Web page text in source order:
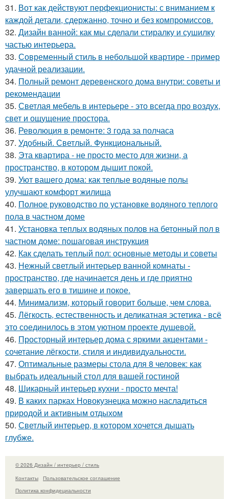
31. Вот как действуют перфекционисты: с вниманием к
каждой детали, сдержанно, точно и без компромиссов.
32. Дизайн ванной: как мы сделали стиралку и сушилку
частью интерьера.
33. Современный стиль в небольшой квартире - пример
удачной реализации.
34. Полный ремонт деревенского дома внутри: советы и
рекомендации
35. Светлая мебель в интерьере - это всегда про воздух,
свет и ощущение простора.
36. Революция в ремонте: 3 года за полчаса
37. Удобный. Светлый. Функциональный.
38. Эта квартира - не просто место для жизни, а
пространство, в котором дышит покой.
39. Уют вашего дома: как теплые водяные полы
улучшают комфорт жилища
40. Полное руководство по установке водяного теплого
пола в частном доме
41. Установка теплых водяных полов на бетонный пол в
частном доме: пошаговая инструкция
42. Как сделать теплый пол: основные методы и советы
43. Нежный светлый интерьер ванной комнаты -
пространство, где начинается день и где приятно
завершать его в тишине и покое.
44. Минимализм, который говорит больше, чем слова.
45. Лёгкость, естественность и деликатная эстетика - всё
это соединилось в этом уютном проекте душевой.
46. Просторный интерьер дома с яркими акцентами -
сочетание лёгкости, стиля и индивидуальности.
47. Оптимальные размеры стола для 8 человек: как
выбрать идеальный стол для вашей гостиной
48. Шикарный интерьер кухни - просто мечта!
49. В каких парках Новокузнецка можно насладиться
природой и активным отдыхом
50. Светлый интерьер, в котором хочется дышать
глубже.
© 2026 Дизайн / интерьер / стиль
Контакты
Пользовательское соглашение
Политика конфидециальности